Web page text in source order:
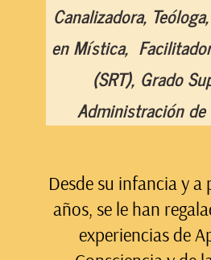
Canalizadora,
en Mística,
(SRT), Grado
Administración de
Desde su infancia y a
años, se le han
experiencias de